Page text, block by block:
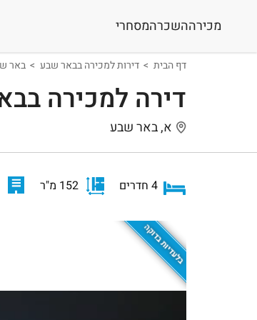
מכירההשכרהמסחרי
דף הבית דירות למכירה בבאר שבע באר
דירה למכירה
א, באר שבע
4 חדרים 152 מ"ר
בלעדיות בדוקה